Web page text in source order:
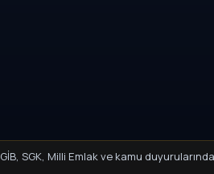
SGK, Milli Emlak ve kamu